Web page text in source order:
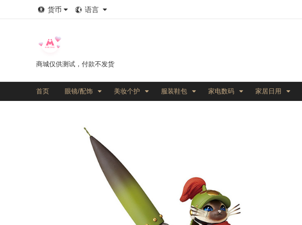
货币 语言
商城仅供测试，付款不发货
首页 眼镜/配饰 美妆个护 服装鞋包 家电数码 家居日用